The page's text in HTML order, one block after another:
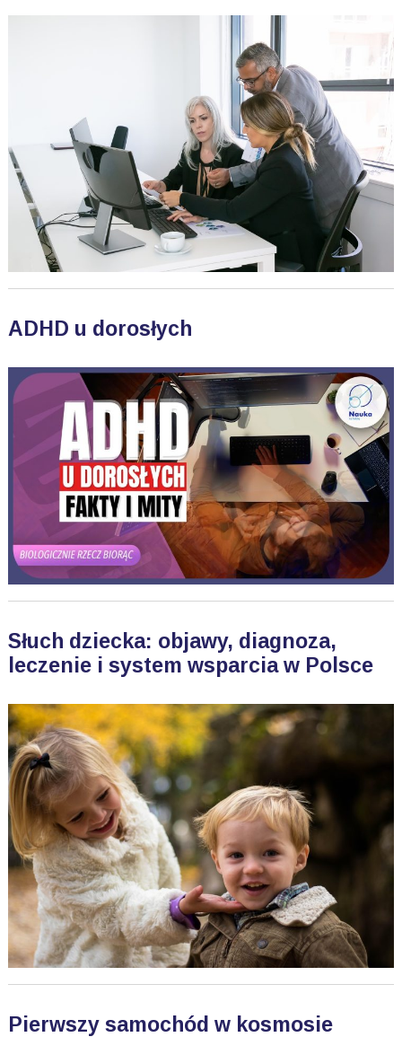
ADHD u dorosłych
Słuch dziecka: objawy, diagnoza,
leczenie i system wsparcia w Polsce
Pierwszy samochód w kosmosie